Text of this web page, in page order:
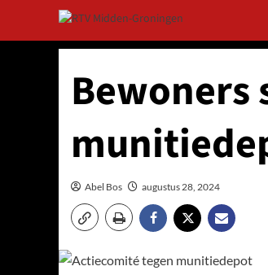
de
Abel Bos augustus 28, 2024